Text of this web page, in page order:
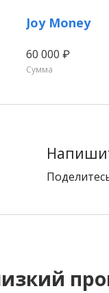
Joy Money
60 000 ₽
Сумма